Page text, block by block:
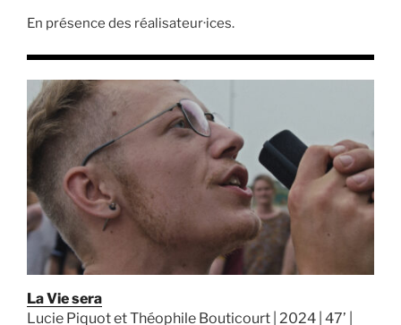
En présence des réalisateur·ices.
La Vie sera
Lucie Piquot et Théophile Bouticourt | 2024 | 47’ |